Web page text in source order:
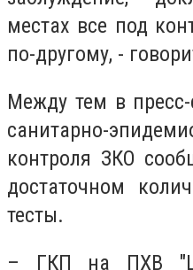
местах все под
по-другому, -
Между тем в
санитарно-
контроля ЗКО
достаточном
тесты.
– ГКП на ПХВ